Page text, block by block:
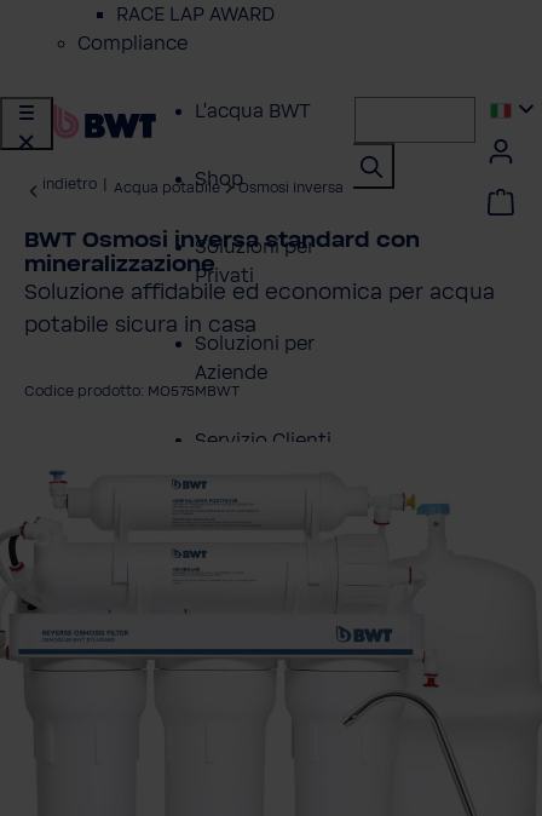
RACE LAP AWARD
Compliance
L'acqua BWT
Shop
Soluzioni per
Privati
Soluzioni per
Aziende
Servizio Clienti
Azienda
indietro Acqua potabile Osmosi Inversa
BWT Osmosi inversa standard con
mineralizzazione
Soluzione affidabile ed economica per acqua
potabile sicura in casa
Codice prodotto: MO575MBWT